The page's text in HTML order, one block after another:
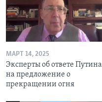
МАРТ 14, 2025
Эксперты об ответе Путина
на предложение о
прекращении огня